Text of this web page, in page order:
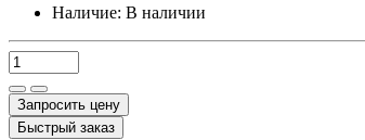
Наличие: В наличии
Запросить цену
Быстрый заказ